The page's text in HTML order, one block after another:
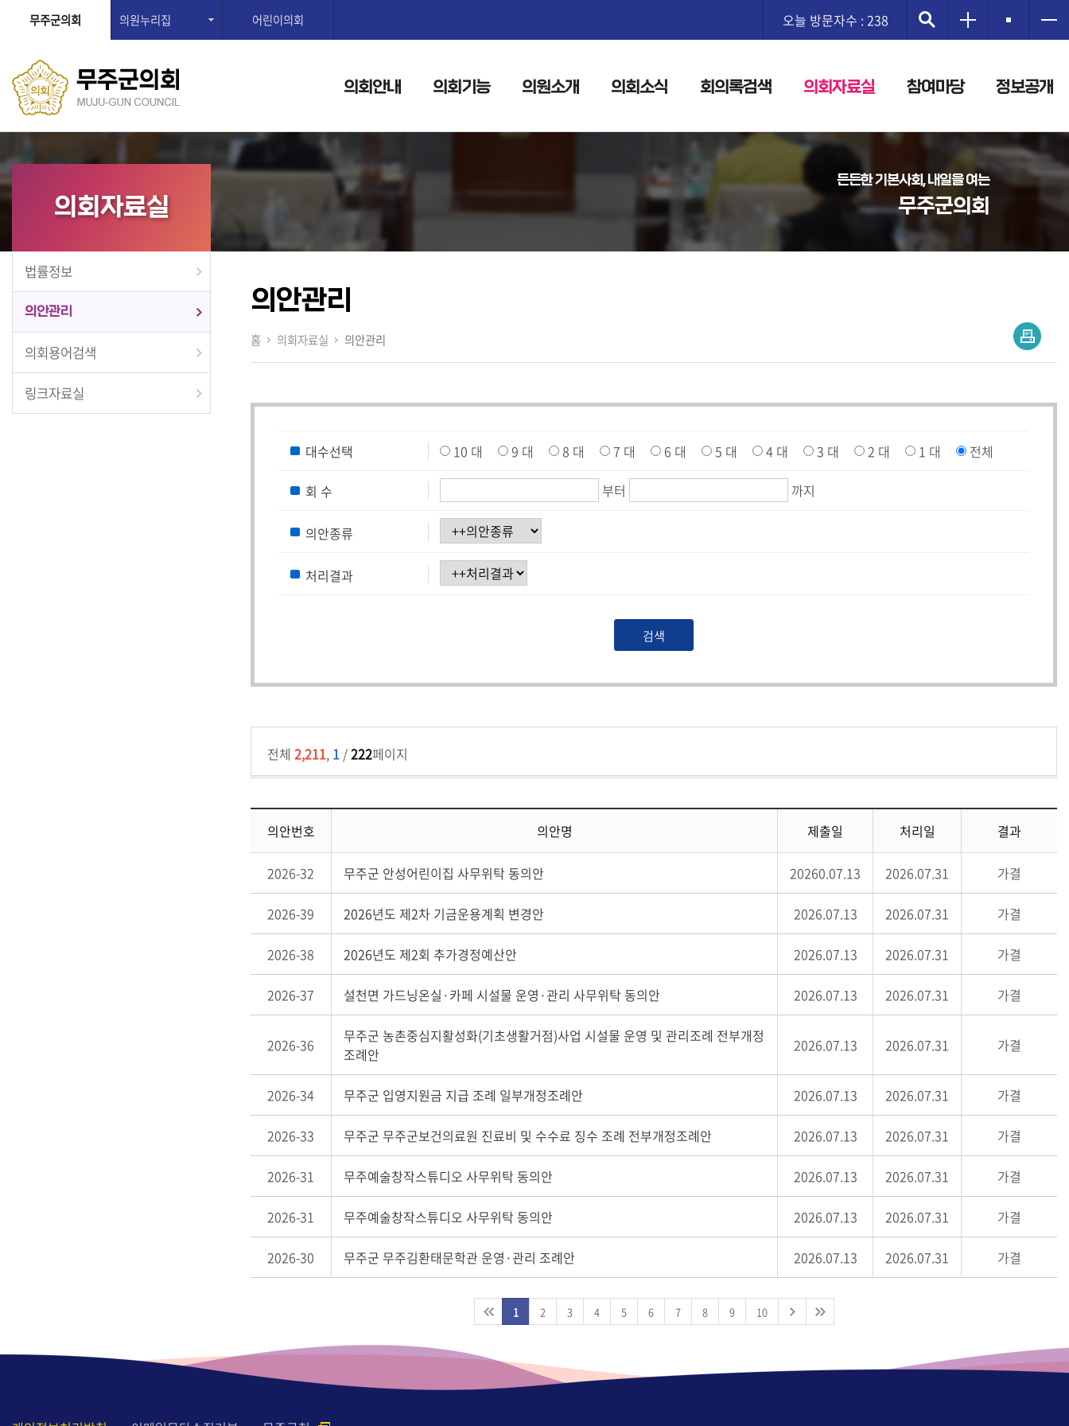
무주군의회 의원누리집 어린이의회 오늘 방문자수 : 238
의회안내 의회기능 의원소개 의회소식 회의록검색 의회자료실 참여마당 정보공개
든든한 기본사회, 내일을 여는
무주군의회
의회자료실
법률정보
의안관리
의회용어검색
링크자료실
홈 의회자료실 의안관리
의안관리
대수선택 10 대 9 대 8 대 7 대 6 대 5 대 4 대 3 대 2 대 1 대 전체
회 수 부터 까지
의안종류
처리결과
전체 2,211, 1 /222페이지
의안번호 의안명 제출일 처리일 결과
2026-32 무주군 안성어린이집 사무위탁 동의안 20260.07.13 2026.07.31 가결
2026-39 2026년도 제2차 기금운용계획 변경안 2026.07.13 2026.07.31 가결
2026-38 2026년도 제2회 추가경정예산안 2026.07.13 2026.07.31 가결
2026-37 설천면 가드닝온실·카페 시설물 운영·관리 사무위탁 동의안 2026.07.13 2026.07.31 가결
2026-36
무주군 농촌중심지활성화(기초생활거점)사업 시설물 운영 및 관리조례 전부개정
조례안
2026.07.13 2026.07.31 가결
2026-34 무주군 입영지원금 지급 조례 일부개정조례안 2026.07.13 2026.07.31 가결
2026-33 무주군 무주군보건의료원 진료비 및 수수료 징수 조례 전부개정조례안 2026.07.13 2026.07.31 가결
2026-31 무주예술창작스튜디오 사무위탁 동의안 2026.07.13 2026.07.31 가결
2026-31 무주예술창작스튜디오 사무위탁 동의안 2026.07.13 2026.07.31 가결
2026-30 무주군 무주김환태문학관 운영·관리 조례안 2026.07.13 2026.07.31 가결
1 2 3 4 5 6 7 8 9 10